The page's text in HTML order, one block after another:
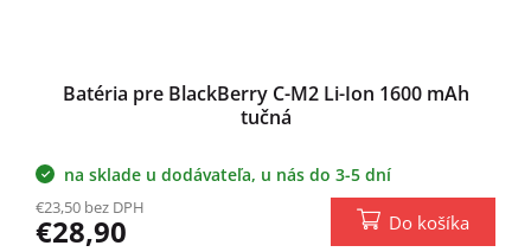
Batéria pre BlackBerry C-M2 Li-Ion 1600 mAh
tučná
na sklade u dodávateľa, u nás do 3-5 dní
€23,50 bez DPH
€28,90 Do košíka